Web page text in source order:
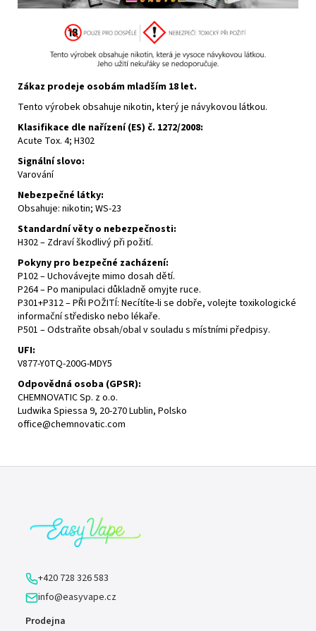
Zákaz prodeje osobám mladším 18 let.
Tento výrobek obsahuje nikotin, který je návykovou látkou.
Klasifikace dle nařízení (ES) č. 1272/2008:
Acute Tox. 4; H302
Signální slovo:
Varování
Nebezpečné látky:
Obsahuje: nikotin; WS-23
Standardní věty o nebezpečnosti:
H302 – Zdraví škodlivý při požití.
Pokyny pro bezpečné zacházení:
P102 – Uchovávejte mimo dosah dětí.
P264 – Po manipulaci důkladně omyjte ruce.
P301+P312 – PŘI POŽITÍ: Necítíte-li se dobře, volejte toxikologické
informační středisko nebo lékaře.
P501 – Odstraňte obsah/obal v souladu s místními předpisy.
UFI:
V877-Y0TQ-200G-MDY5
Odpovědná osoba (GPSR):
CHEMNOVATIC Sp. z o.o.
Ludwika Spiessa 9, 20-270 Lublin, Polsko
office@chemnovatic.com
+420 728 326 583
info@easyvape.cz
Prodejna